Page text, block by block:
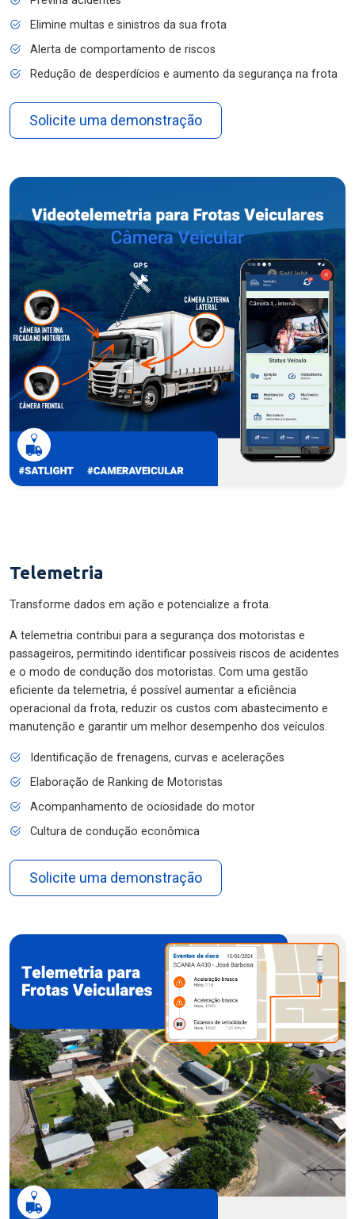
Elimine multas e sinistros da sua frota
Alerta de comportamento de riscos
Redução de desperdícios e aumento da segurança na frota
Solicite uma demonstração
Telemetria
Transforme dados em ação e potencialize a frota.
A telemetria contribui para a segurança dos motoristas e
passageiros, permitindo identificar possíveis riscos de acidentes
e o modo de condução dos motoristas. Com uma gestão
eficiente da telemetria, é possível aumentar a eficiência
operacional da frota, reduzir os custos com abastecimento e
manutenção e garantir um melhor desempenho dos veículos.
Identificação de frenagens, curvas e acelerações
Elaboração de Ranking de Motoristas
Acompanhamento de ociosidade do motor
Cultura de condução econômica
Solicite uma demonstração